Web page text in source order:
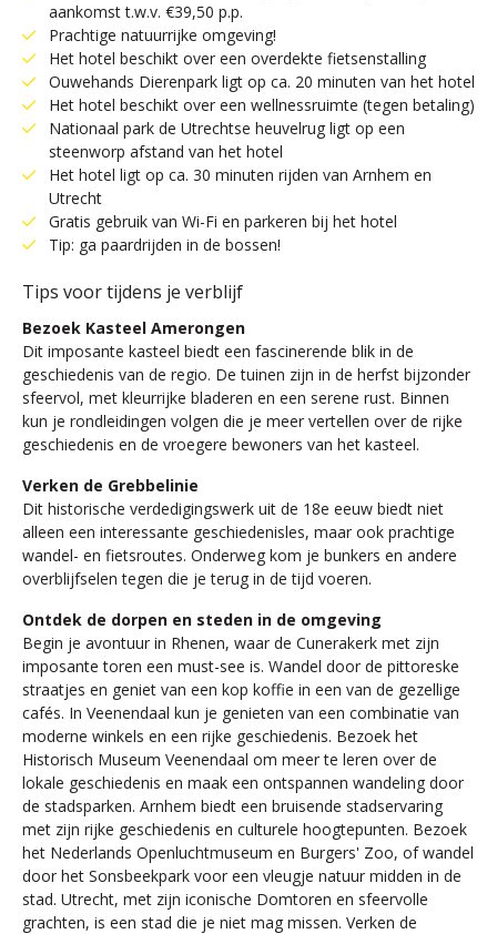
aankomst t.w.v. €39,50 p.p.
Prachtige natuurrijke omgeving!
Het hotel beschikt over een overdekte fietsenstalling
Ouwehands Dierenpark ligt op ca. 20 minuten van het hotel
Het hotel beschikt over een wellnessruimte (tegen betaling)
Nationaal park de Utrechtse heuvelrug ligt op een
steenworp afstand van het hotel
Het hotel ligt op ca. 30 minuten rijden van Arnhem en
Utrecht
Gratis gebruik van Wi-Fi en parkeren bij het hotel
Tip: ga paardrijden in de bossen!
Tips voor tijdens je verblijf
Bezoek Kasteel Amerongen
Dit imposante kasteel biedt een fascinerende blik in de
geschiedenis van de regio. De tuinen zijn in de herfst bijzonder
sfeervol, met kleurrijke bladeren en een serene rust. Binnen
kun je rondleidingen volgen die je meer vertellen over de rijke
geschiedenis en de vroegere bewoners van het kasteel.
Verken de Grebbelinie
Dit historische verdedigingswerk uit de 18e eeuw biedt niet
alleen een interessante geschiedenisles, maar ook prachtige
wandel- en fietsroutes. Onderweg kom je bunkers en andere
overblijfselen tegen die je terug in de tijd voeren.
Ontdek de dorpen en steden in de omgeving
Begin je avontuur in Rhenen, waar de Cunerakerk met zijn
imposante toren een must-see is. Wandel door de pittoreske
straatjes en geniet van een kop koffie in een van de gezellige
cafés. In Veenendaal kun je genieten van een combinatie van
moderne winkels en een rijke geschiedenis. Bezoek het
Historisch Museum Veenendaal om meer te leren over de
lokale geschiedenis en maak een ontspannen wandeling door
de stadsparken. Arnhem biedt een bruisende stadservaring
met zijn rijke geschiedenis en culturele hoogtepunten. Bezoek
het Nederlands Openluchtmuseum en Burgers' Zoo, of wandel
door het Sonsbeekpark voor een vleugje natuur midden in de
stad. Utrecht, met zijn iconische Domtoren en sfeervolle
grachten, is een stad die je niet mag missen. Verken de